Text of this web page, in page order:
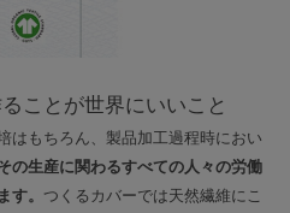
ことが世界にいいこと
はもちろん、製品加工過程時におい
の生産に関わるすべての人々の労働
す。 つくるカバーでは天然繊維にこ